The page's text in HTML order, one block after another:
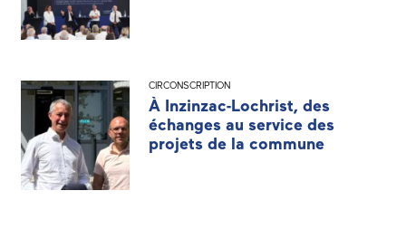
CIRCONSCRIPTION
À Inzinzac-Lochrist, des
échanges au service des
projets de la commune